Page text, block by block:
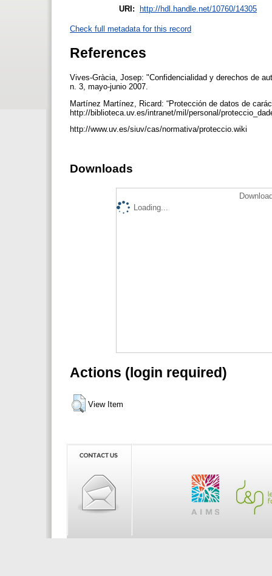
URI:
http://hdl.handle.net/10760/14305
Check full metadata for this record
References
Vives-Gràcia, Josep: "Confidencialidad y derechos de
n. 3, mayo-junio 2007.
Martínez Martínez, Ricard: “Protección de datos de
http://biblioteca.uv.es/intranet/mil/personal/
http://www.uv.es/siuv/cas/normativa/proteccio.wiki
Downloads
Loading...
Actions (login required)
View Item